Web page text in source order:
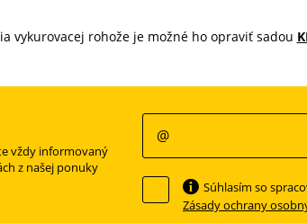
vykurovacej rohože je možné ho opraviť sadou
vždy informovaný
z našej ponuky
Súhlasím so
Zásady ochrany